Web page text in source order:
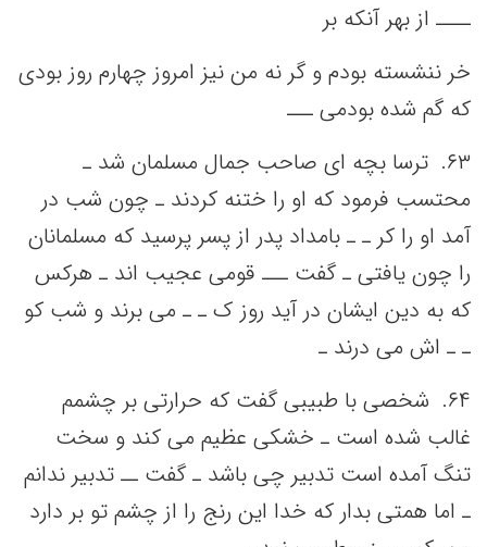
ــــ از بهر آنکه‌ بر
خر ننشسته‌ بودم و گر نه‌ من‌ نیز امروز چهارم روز بودی
که‌ گم‌ شده بودمی‌ ـــ
۶٣. ترسا بچه‌ ای صاحب‌ جمال مسلمان شد ـ
محتسب‌ فرمود که‌ او را ختنه‌ کردند ـ چون شب‌ در
آمد او را کر ـ ـ بامداد پدر از پسر پرسید که‌ مسلمانان
را چون یافتی‌ ـ گفت‌ ـــ قومی‌ عجیب‌ اند ـ هرکس‌
که‌ به‌ دین‌ ایشان در آید روز ک ـ ـ می‌ برند و شب‌ کو
ـ ـ اش می‌ درند ـ
۶۴. شخصی‌ با طبیبی‌ گفت‌ که‌ حرارتی‌ بر چشمم‌
غالب‌ شده است‌ ـ خشکی‌ عظیم‌ می‌ کند و سخت‌
تنگ‌ آمده است‌ تدبیر چی‌ باشد ـ گفت‌ ــ تدبیر ندانم‌
ـ اما همتی‌ بدار که‌ خدا این‌ رنج‌ را از چشم‌ تو بر دارد